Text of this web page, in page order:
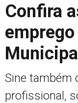
Confira
Municipal
Sine também
profissional,